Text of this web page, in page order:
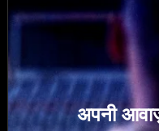
AutoTune
अपनी